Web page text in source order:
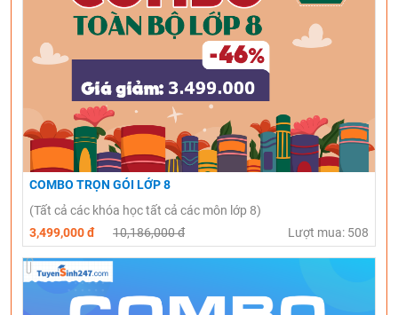
COMBO TRỌN GÓI LỚP 8
(Tất cả các khóa học tất cả các môn lớp 8)
3,499,000 đ
10,186,000 đ Lượt mua: 508